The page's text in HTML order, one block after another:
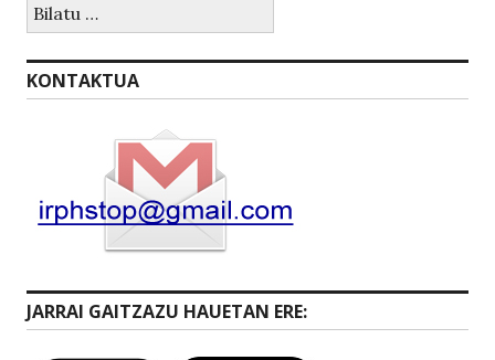
KONTAKTUA
JARRAI GAITZAZU HAUETAN ERE: